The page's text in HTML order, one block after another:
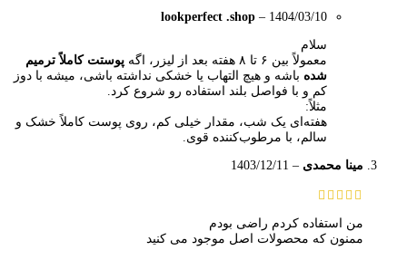
lookperfect .shop – 1404/03/10
سلام
معمولاً بین ۶ تا ۸ هفته بعد از لیزر، اگه
پوستت کاملاً ترمیم
شده باشه و هیچ التهاب یا خشکی نداشته باشی، میشه با دوز
کم و با فواصل بلند استفاده رو شروع کرد.
مثلاً:
هفته‌ای یک شب، مقدار خیلی کم، روی پوست کاملاً خشک و
سالم، با مرطوب‌کننده قوی.
مینا محمدی –
1403/12/11
من استفاده کردم راضی بودم
ممنون که محصولات اصل موجود می کنید